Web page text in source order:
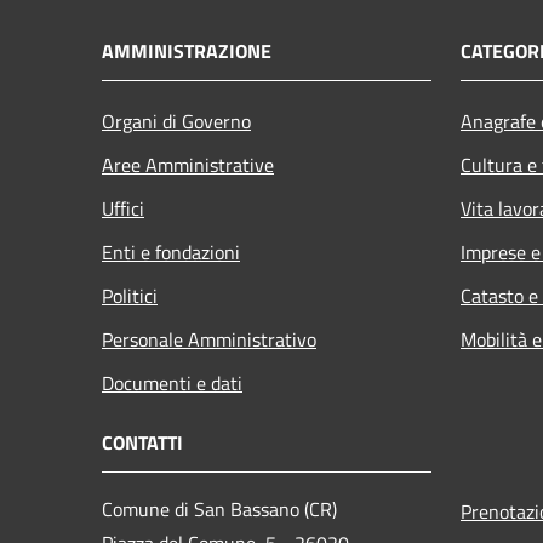
AMMINISTRAZIONE
Organi di Governo
Aree Amministrative
Uffici
Enti e fondazioni
Politici
Personale Amministrativo
Documenti e dati
Cultura
Vita
Imprese
Catasto
Mobilità
CONTATTI
Comune di San Bassano (CR)